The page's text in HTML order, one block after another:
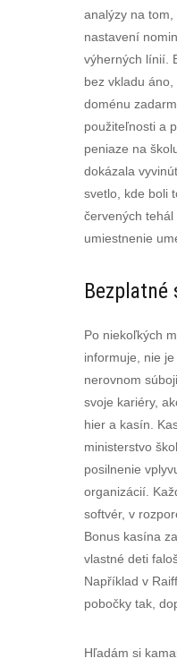
analýzy na
nastavení
výherných línií.
bez vkladu
doménu
použiteľnosti a
peniaze na
dokázala
svetlo, kde boli
červených
umiestnenie
Po niekoľkých
informuje, nie
nerovnom
svoje kariéry,
hier a kasín.
ministerstvo
posilnenie
organizácií.
softvér, v
Bonus kasína
vlastné deti
Například v
pobočky tak,
Hľadám si